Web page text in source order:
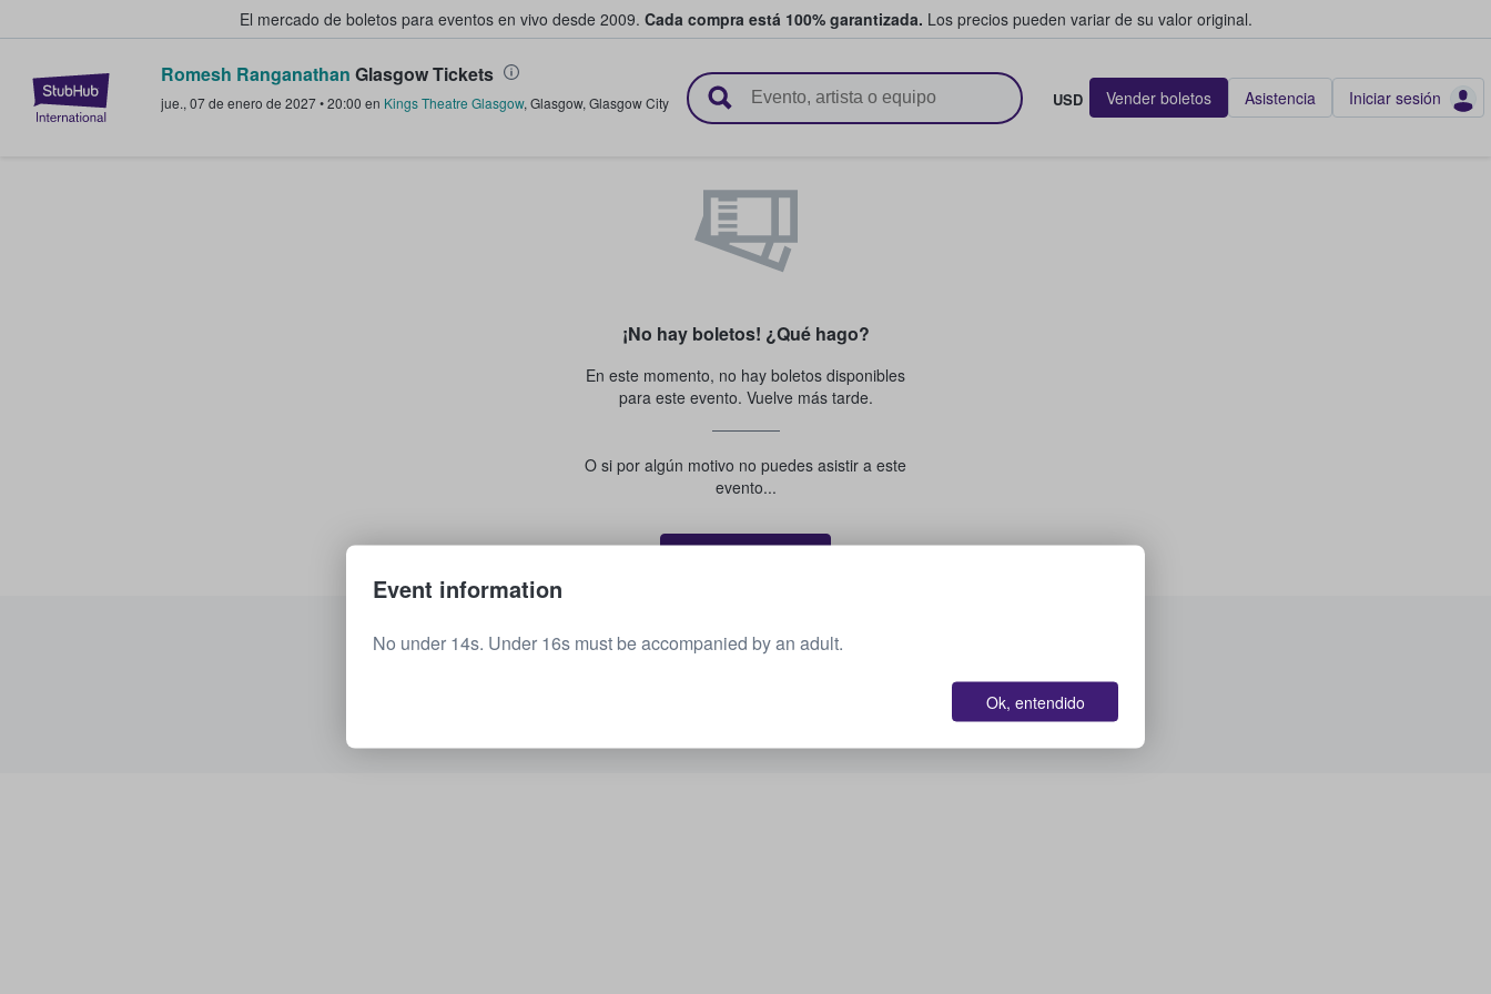
El mercado de boletos para eventos en vivo desde 2009. Cada compra está 100% garantizada. Los precios pueden variar de su valor original.
StubHub: donde los fans compran y venden boletos
Romesh Ranganathan Glasgow Tickets
jue., 07 de enero de 2027•20:00 en Kings Theatre Glasgow, Glasgow, Glasgow City USD Vender boletos Asistencia Iniciar sesión
¡No hay boletos! ¿Qué hago?
En este momento, no hay boletos disponibles
para este evento. Vuelve más tarde.
O si por algún motivo no puedes asistir a este
evento...
Consulta todos los próximos eventos
Event information
No under 14s. Under 16s must be accompanied by an adult.
Ok, entendido